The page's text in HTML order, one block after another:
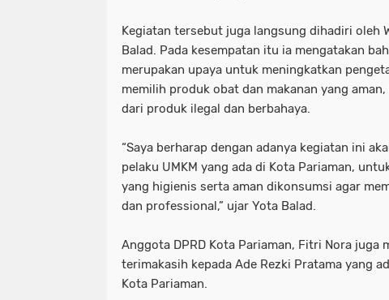
Kegiatan tersebut juga langsung dihadiri oleh
Balad. Pada kesempatan itu ia mengatakan
merupakan upaya untuk meningkatkan
memilih produk obat dan makanan yang
dari produk ilegal dan berbahaya.
“Saya berharap dengan adanya kegiatan ini
pelaku UMKM yang ada di Kota Pariaman,
yang higienis serta aman dikonsumsi agar
dan professional,” ujar Yota Balad.
Anggota DPRD Kota Pariaman, Fitri Nora juga
terimakasih kepada Ade Rezki Pratama yang
Kota Pariaman.